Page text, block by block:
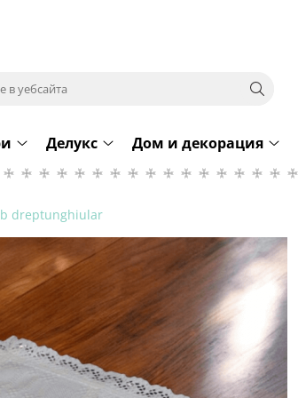
Делукс Дом и декорация
dreptunghiular